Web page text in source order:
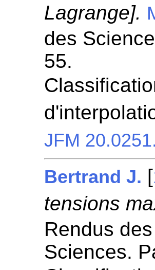
Lagrange].
des
55.
JFM
Bertrand J. [
tensions
Rendus
Sciences.